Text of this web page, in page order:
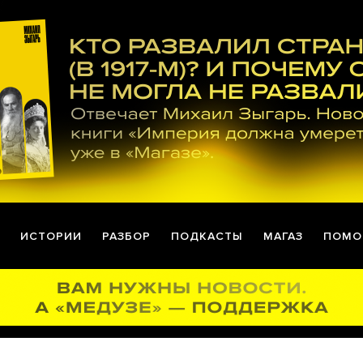
ИСТОРИИ РАЗБОР ПОДКАСТЫ МАГАЗ